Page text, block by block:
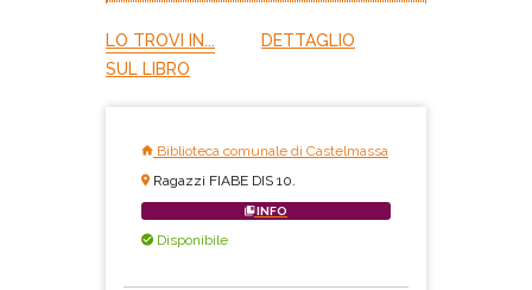
LO TROVI IN...
DETTAGLIO
SUL LIBRO
Biblioteca comunale di Castelmassa
Ragazzi FIABE DIS 10.
INFO
Disponibile